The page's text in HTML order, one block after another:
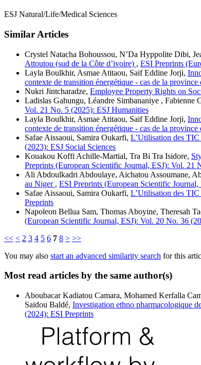
ESJ Natural/Life/Medical Sciences
Similar Articles
Crystel Natacha Bohoussou, N’Da Hyppolite Dibi,
Attoutou (sud de la Côte d’ivoire) , ESI Preprints
Layla Boulkhir, Asmae Atitaou, Saif Eddine Jorji,
contexte de transition énergétique - cas de la province
Nukri Jintcharadze, Employee Property Rights on
Ladislas Gahungu, Léandre Simbananiye , Fabienne
Vol. 21 No. 5 (2025): ESJ Humanities
Layla Boulkhir, Asmae Atitaou, Saif Eddine Jorji,
contexte de transition énergétique - cas de la province
Safae Aissaoui, Samira Oukarfi, L’Utilisation des TIC
(2023): ESJ Social Sciences
Kouakou Koffi Achille-Martial, Tra Bi Tra Isidore,
Preprints (European Scientific Journal, ESJ): Vol. 21
Ali Abdoulkadri Abdoulaye, Aichatou Assoumane,
au Niger , ESI Preprints (European Scientific
Safae Aissaoui, Samira Oukarfi, L’Utilisation des TIC
Preprints
Napoleon Bellua Sam, Thomas Aboyine, Theresah
(European Scientific Journal, ESJ): Vol. 20 No. 36
<< < 2 3 4 5 6 7 8 > >>
You may also start an advanced similarity search for this
Most read articles by the same author(s)
Aboubacar Kadiatou Camara, Mohamed Kerfalla
Saidou Baldé, Investigation ethno pharmacologique
(2024): ESI Preprints